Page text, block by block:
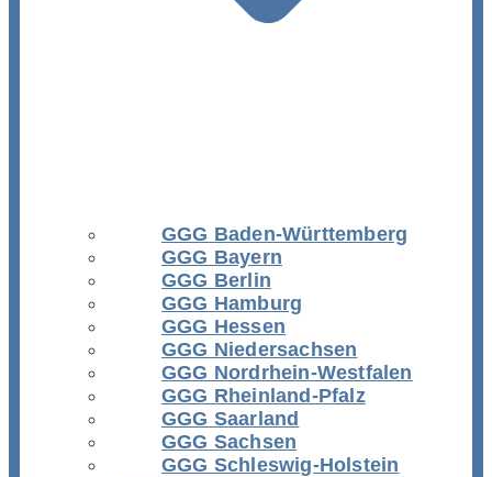
GGG Baden-Württemberg
GGG Bayern
GGG Berlin
GGG Hamburg
GGG Hessen
GGG Niedersachsen
GGG Nordrhein-Westfalen
GGG Rheinland-Pfalz
GGG Saarland
GGG Sachsen
GGG Schleswig-Holstein